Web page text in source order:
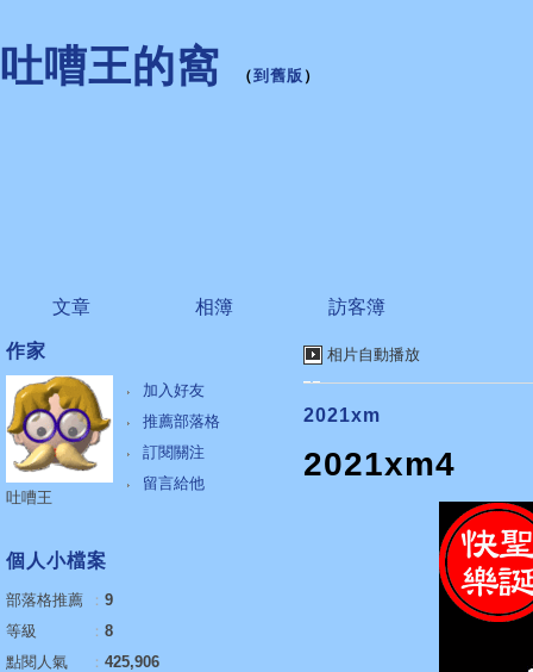
吐嘈王的窩 （到舊版 ）
文章 相簿 訪客簿
相片自動播放
2021xm
2021xm4
作家
加入好友
推薦部落格
訂閱關注
留言給他
吐嘈王
個人小檔案
部落格推薦 ： 9
等級
： 8
點閱人氣
： 425,906